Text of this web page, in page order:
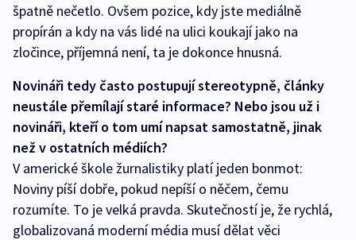
špatně nečetlo. Ovšem pozice, kdy jste mediálně
propírán a kdy na vás lidé na ulici koukají jako na
zločince, příjemná není, ta je dokonce hnusná.
Novináři tedy často postupují stereotypně, články
neustále přemílají staré informace? Nebo jsou už i
novináři, kteří o tom umí napsat samostatně, jinak
než v ostatních médiích?
V americké škole žurnalistiky platí jeden bonmot:
Noviny píší dobře, pokud nepíší o něčem, čemu
rozumíte. To je velká pravda. Skutečností je, že rychlá,
globalizovaná moderní média musí dělat věci